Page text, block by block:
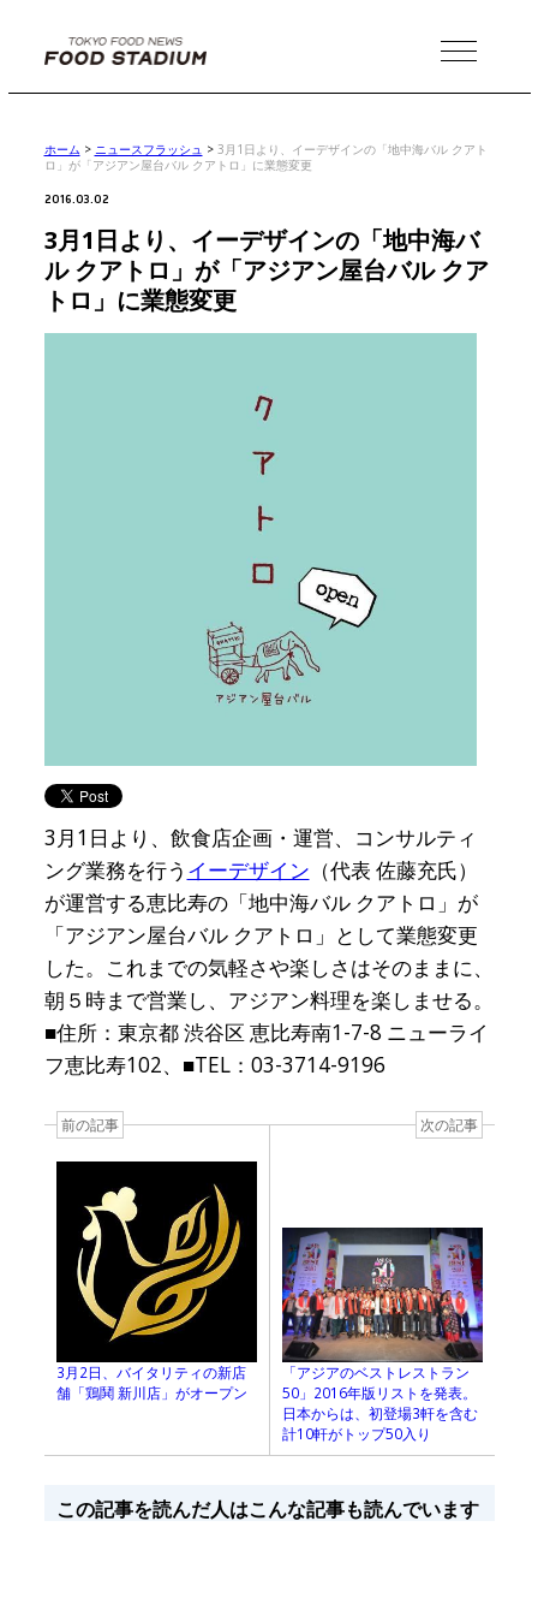
MENU
ホーム > ニュースフラッシュ > 3月1日より、イーデザインの「地中海バル クアト
ロ」が「アジアン屋台バル クアトロ」に業態変更
2016.03.02
3月1日より、イーデザインの「地中海バ
ル クアトロ」が「アジアン屋台バル クア
トロ」に業態変更
3月1日より、飲食店企画・運営、コンサルティ
ング業務を行う イーデザイン （代表 佐藤充氏）
が運営する恵比寿の「地中海バル クアトロ」が
「アジアン屋台バル クアトロ」として業態変更
した。これまでの気軽さや楽しさはそのままに、
朝５時まで営業し、アジアン料理を楽しませる。
■住所：東京都 渋谷区 恵比寿南1-7-8 ニューライ
フ恵比寿102、■TEL：03-3714-9196
前の記事
3月2日、バイタリティの新店
舗「鶏鬨 新川店」がオープン
次の記事
「アジアのベストレストラン
50」2016年版リストを発表。
日本からは、初登場3軒を含む
計10軒がトップ50入り
この記事を読んだ人はこんな記事も読んでいます